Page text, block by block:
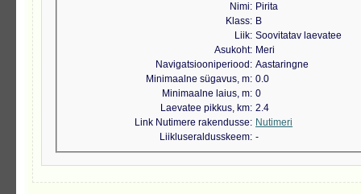
Nimi
Pirita
Klass
B
Liik Soovitatav laevatee
Asukoht
Meri
Navigatsiooniperiood
Aastaringne
Minimaalne sügavus, m 0.0
Minimaalne laius, m 0
Laevatee pikkus, km 2.4
Link Nutimere rakendusse
Nutimeri
Liikluseraldusskeem -